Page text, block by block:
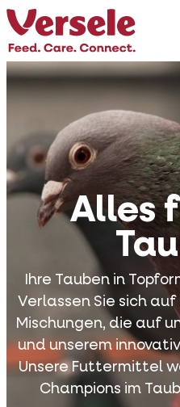
Alles
Ihre Tauben in
Verlassen Sie sich
Mischungen, die auf
und unserem
Unsere Futtermittel
Champions im